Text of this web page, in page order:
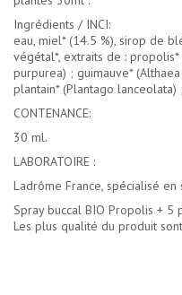
Ingrédients / INCI:
eau, miel* (14.5 %), sirop de
végétal*, extraits de : propolis*
purpurea) ; guimauve*
plantain* (Plantago
CONTENANCE:
30 ml.
LABORATOIRE :
Ladrôme France, spécialisé
Spray buccal BIO Propolis + 5
Les plus qualité du produit